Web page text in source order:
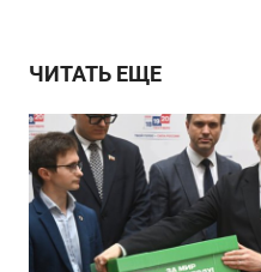
ЧИТАТЬ ЕЩЕ